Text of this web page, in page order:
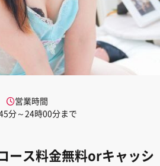
営業時間
分～24時00分まで
ース料金無料orキャッシ